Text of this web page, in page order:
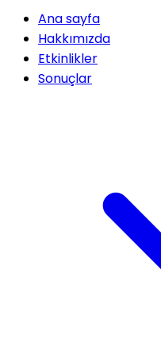
Ana sayfa
Hakkımızda
Etkinlikler
Sonuçlar